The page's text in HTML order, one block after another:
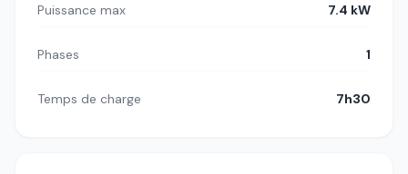
Puissance max 7.4 kW
Phases 1
Temps de charge 7h30